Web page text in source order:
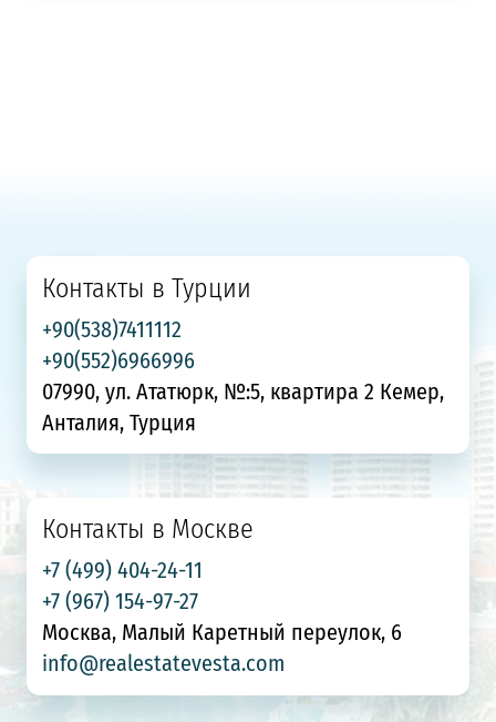
Контакты в Турции
+90(538)7411112
+90(552)6966996
07990, ул. Ататюрк, №:5, квартира 2 Кемер,
Анталия, Турция
Контакты в Москве
+7 (499) 404-24-11
+7 (967) 154-97-27
Москва, Малый Каретный переулок, 6
info@realestatevesta.com